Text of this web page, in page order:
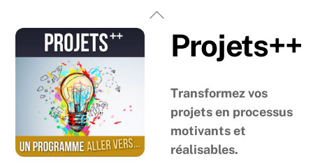
Projets++
Transformez vos
projets en processus
motivants et
réalisables.
Back
Top